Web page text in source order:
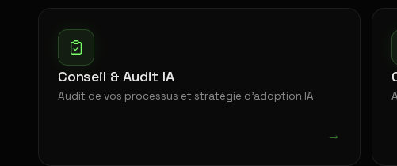
Conseil & Audit IA
Audit de vos processus et stratégie d'adoption IA
→